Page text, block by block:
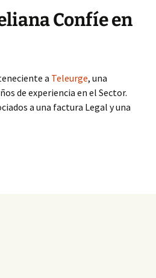
Confíe en
a Teleurge, una
de experiencia en el Sector.
a una factura Legal y una